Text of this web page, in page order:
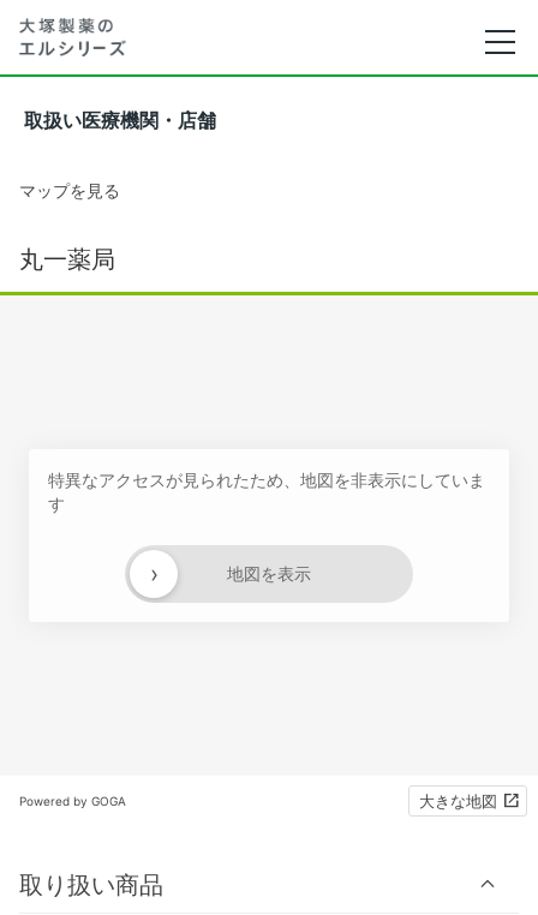
取扱い医療機関・店舗
マップを見る
丸一薬局
特異なアクセスが見られたため、地図を非表示にしていま
す
地図を表示
›
Powered by GOGA 大きな地図
取り扱い商品